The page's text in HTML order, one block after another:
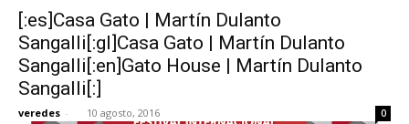
[:es]Casa Gato | Martín Dulanto
Sangalli[:gl]Casa Gato | Martín Dulanto
Sangalli[:en]Gato House | Martín Dulanto
Sangalli[:]
veredes - 10 agosto, 2016 0